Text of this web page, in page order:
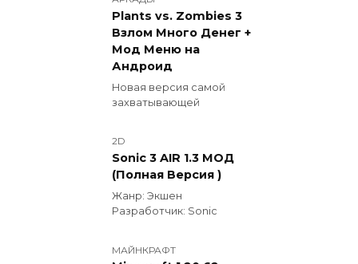
Plants vs. Zombies 3
Взлом Много Денег +
Мод Меню на
Андроид
Новая версия самой
захватывающей
2D
Sonic 3 AIR 1.3 МОД
(Полная Версия )
Жанр: Экшен
Разработчик: Sonic
МАЙНКРАФТ